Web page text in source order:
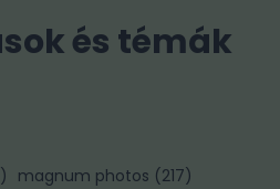
és témák
) magnum photos (217)